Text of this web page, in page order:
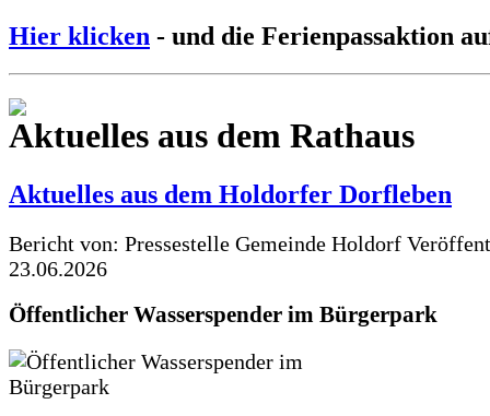
Hier klicken - und die Ferienpassaktion
Aktuelles aus dem Rathaus
Aktuelles aus dem Holdorfer Dorfleben
Bericht von: Pressestelle Gemeinde Holdorf
23.06.2026
Öffentlicher Wasserspender im Bürgerpark